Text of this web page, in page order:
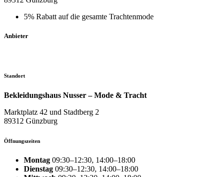
5% Rabatt auf die gesamte Trachtenmode
Anbieter
Standort
Bekleidungshaus Nusser – Mode & Tracht
Marktplatz 42 und Stadtberg 2
89312 Günzburg
Öffnungszeiten
Montag 09:30–12:30, 14:00–18:00
Dienstag 09:30–12:30, 14:00–18:00